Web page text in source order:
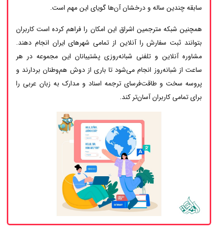
سابقه چندین ساله و درخشان آن‌ها گویای این مهم است.
همچنین شبکه مترجمین اشراق این امکان را فراهم کرده است کاربران
بتوانند ثبت سفارش را آنلاین از تمامی شهرهای ایران انجام دهند.
مشاوره آنلاین و تلفنی شبانه‌روزی پشتیبانان این مجموعه در هر
ساعت از شبانه‌روز انجام می‌شود تا باری از دوش هم‌وطنان بردارند و
پروسه سخت و طاقت‌فرسای ترجمه اسناد و مدارک به زبان عربی را
برای تمامی کاربران آسان‌تر کند.